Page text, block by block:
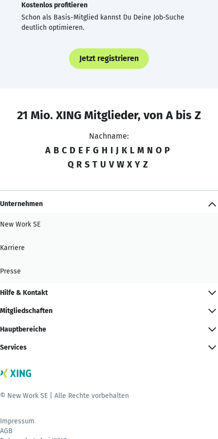
Kostenlos profitieren
Schon als Basis-Mitglied kannst Du Deine Job-Suche
deutlich optimieren.
Jetzt registrieren
21 Mio. XING Mitglieder, von A bis Z
Nachname:
A B C D E F G H I J K L M N O P
Q R S T U V W X Y Z
Unternehmen
New Work SE
Karriere
Presse
Hilfe & Kontakt
Mitgliedschaften
Hauptbereiche
Services
© New Work SE | Alle Rechte vorbehalten
Impressum
AGB